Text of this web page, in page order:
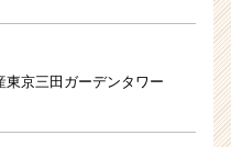
東京三田ガーデンタワー